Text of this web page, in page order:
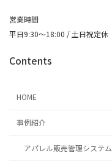
営業時間
平日9:30～18:00 / 土日祝定休
Contents
HOME
事例紹介
アパレル販売管理システム